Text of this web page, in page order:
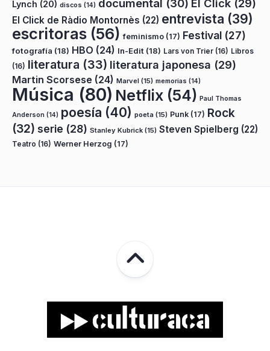
Lynch (20) discos (14) documental (30) El Click (29)
El Click de Ràdio Montornès (22) entrevista (39)
escritoras (56) feminismo (17) Festival (27)
fotografía (18) HBO (24) In-Edit (18) Lars von Trier (16) Libros
(16) literatura (33) literatura japonesa (29)
Martin Scorsese (24) Marvel (15) memorias (14)
Música (80) Netflix (54) Paul Thomas
Anderson (14) poesía (40) poeta (15) Punk (17) Rock
(32) serie (28) Stanley Kubrick (15) Steven Spielberg (22)
Teatro (16) Werner Herzog (17)